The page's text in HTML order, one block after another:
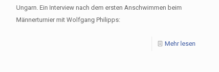
Ungarn. Ein Interview nach dem ersten Anschwimmen beim
Männerturnier mit Wolfgang Philipps:
Mehr lesen